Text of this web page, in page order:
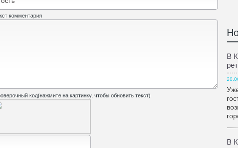
комментария
код(нажмите на картинку, чтобы обновить текст)
В
В